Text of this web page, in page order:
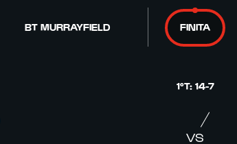
BT MURRAYFIELD FINITA
1°T: 14-7
VS